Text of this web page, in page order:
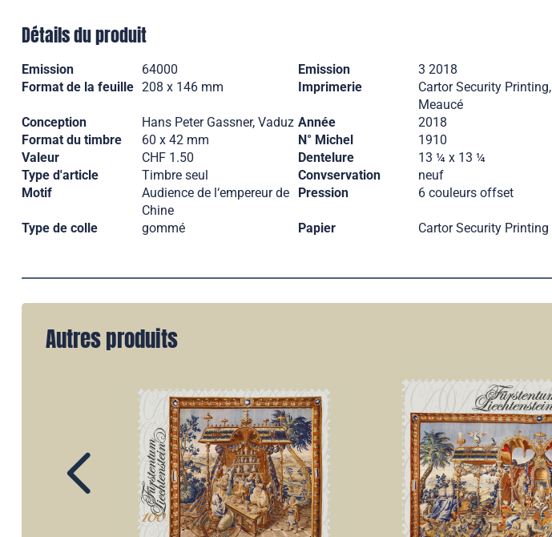
Détails du produit
Emission 64000 Emission
3 2018
Format de la feuille 208 x 146 mm Imprimerie
Cartor Security Printing,
Meaucé
Conception
Hans Peter Gassner, Vaduz Année
2018
Format du timbre
60 x 42 mm N° Michel
1910
Valeur
CHF 1.50 Dentelure
13 ¼ x 13 ¼
Type d'article
Timbre seul Convservation
neuf
Motif
Audience de l‘empereur de
Chine
Pression 6 couleurs offset
Type de colle gommé Papier Cartor Security Printing
Autres produits